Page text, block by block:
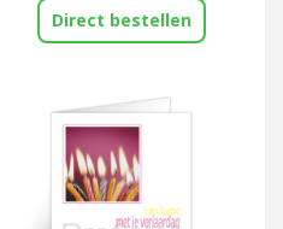
Direct bestellen